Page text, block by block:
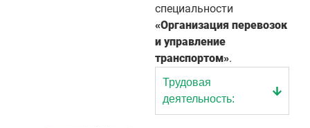
специальности
«Организация перевозок
и управление
транспортом».
Трудовая
деятельность: